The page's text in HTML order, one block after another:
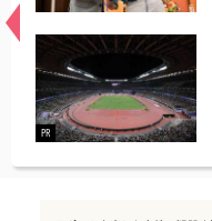
常
PR